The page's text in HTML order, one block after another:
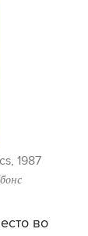
1987
во